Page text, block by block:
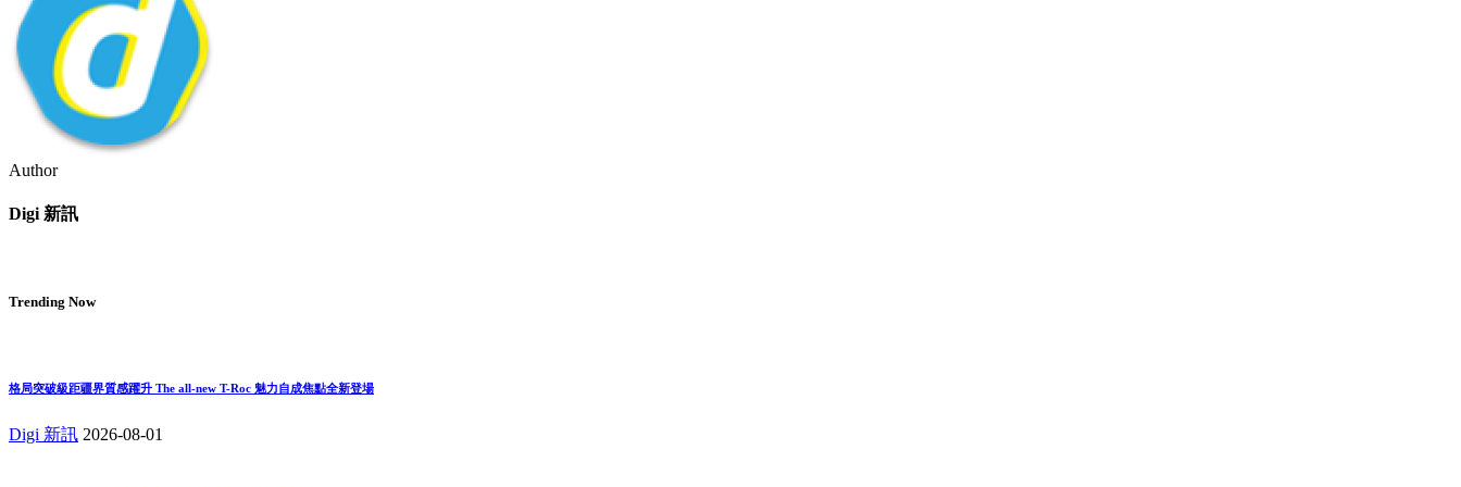
Author
Digi 新訊
Trending Now
格局突破級距疆界質感躍升 The all-new T-Roc 魅力自成焦點全新登場
Digi 新訊 2026-08-01